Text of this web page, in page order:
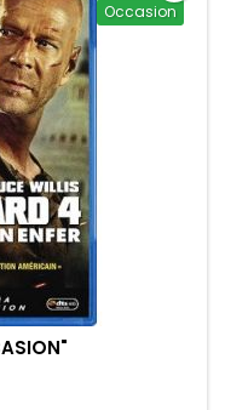
Occasion